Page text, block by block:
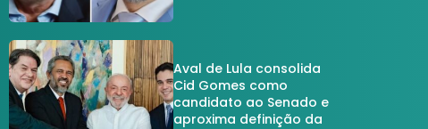
Aval de Lula consolida
Cid Gomes como
candidato ao Senado e
aproxima definição da